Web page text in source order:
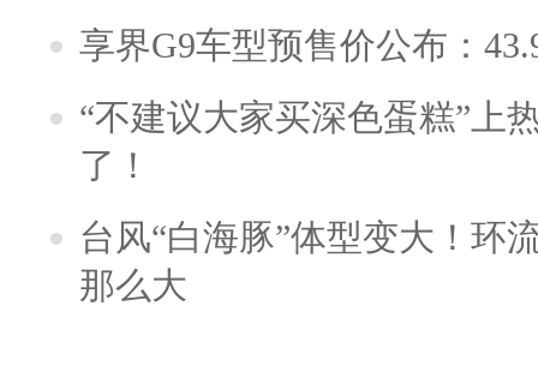
享界G9车型预售价公布：
“不建议大家买深色蛋糕”上
了！
台风“白海豚”体型变大！环
那么大